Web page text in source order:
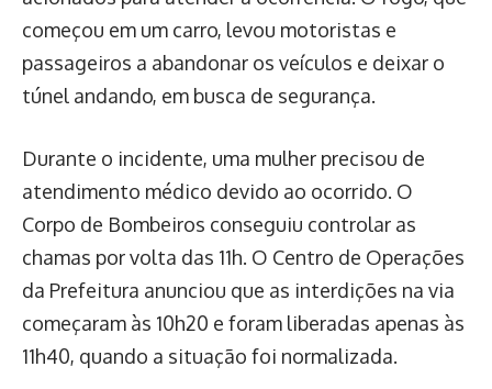
começou em um carro, levou motoristas e
passageiros a abandonar os veículos e deixar o
túnel andando, em busca de segurança.
Durante o incidente, uma mulher precisou de
atendimento médico devido ao ocorrido. O
Corpo de Bombeiros conseguiu controlar as
chamas por volta das 11h. O Centro de Operações
da Prefeitura anunciou que as interdições na via
começaram às 10h20 e foram liberadas apenas às
11h40, quando a situação foi normalizada.